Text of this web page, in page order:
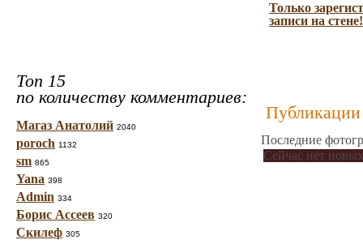
Топ 15
по количеству комментариев:
Магаз Анатолий 2040
poroch 1132
sm 865
Yana 398
Admin 334
Борис Ассеев 320
Скилеф 305
Только
записи на стене!
Публикации
Последние
Сейчас нет